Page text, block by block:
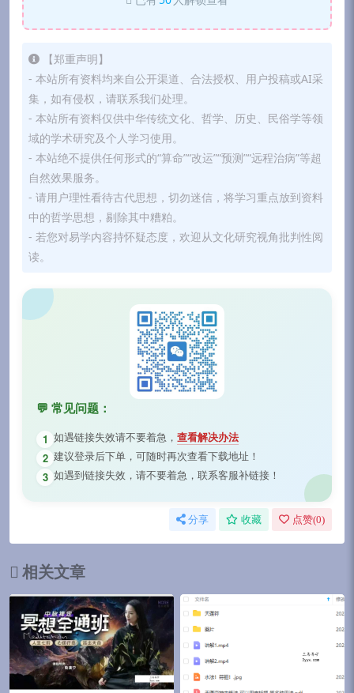
【郑重声明】
- 本站所有资料均来自公开渠道、合法授权、用户投稿或AI采
集，如有侵权，请联系我们处理。
- 本站所有资料仅供中华传统文化、哲学、历史、民俗学等领
域的学术研究及个人学习使用。
- 本站绝不提供任何形式的“算命”“改运”“预测”“远程治病”等超
自然效果服务。
- 请用户理性看待古代思想，切勿迷信，将学习重点放到资料
中的哲学思想，剔除其中糟粕。
- 若您对易学内容持怀疑态度，欢迎从文化研究视角批判性阅
读。
💬 常见问题：
1 如遇链接失效请不要着急， 查看解决办法
2 建议登录后下单，可随时再次查看下载地址！
3 如遇到链接失效，请不要着急，联系客服补链接！
分享 收藏 点赞(0)
相关文章